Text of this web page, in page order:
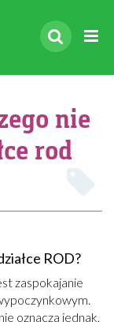
nie
rod
ROD?
zaspokajanie
oznacza jednak,